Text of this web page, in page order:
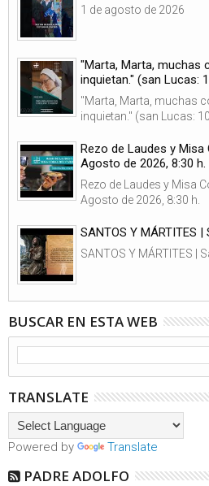
1 de agosto de 2026
"Marta, Marta, muchas
inquietan." (san Lucas:
"Marta, Marta, muchas
inquietan." (san Lucas:
Rezo de Laudes y Misa
Agosto de 2026, 8:30 h.
Rezo de Laudes y Misa
Agosto de 2026, 8:30 h.
SANTOS Y MÁRTITES
SANTOS Y MÁRTITES |
BUSCAR EN ESTA WEB
TRANSLATE
Powered by Translate
PADRE ADOLFO